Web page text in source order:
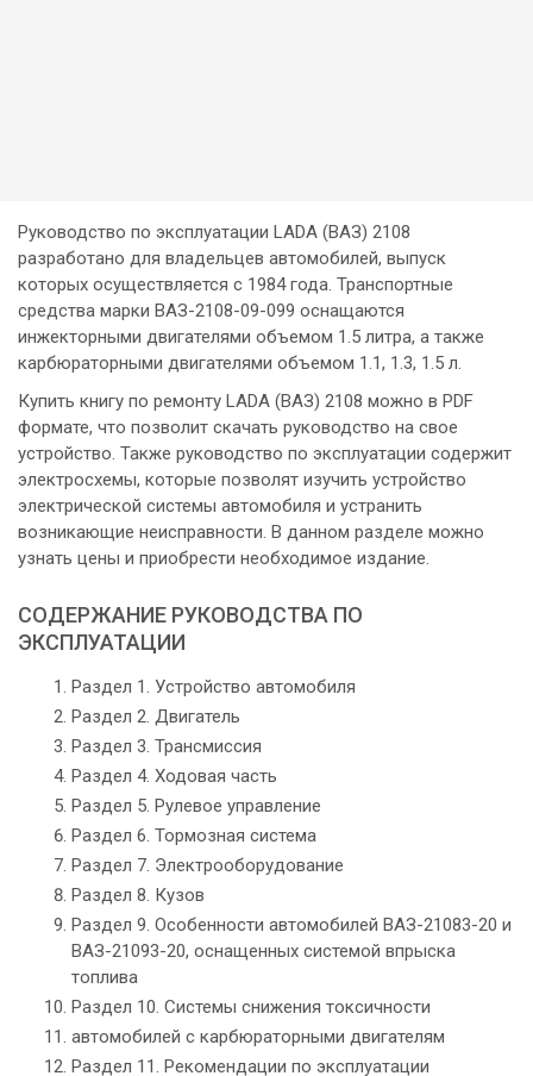
Руководство по эксплуатации LADA (ВАЗ) 2108
разработано для владельцев автомобилей, выпуск
которых осуществляется с 1984 года. Транспортные
средства марки ВАЗ-2108-09-099 оснащаются
инжекторными двигателями объемом 1.5 литра, а также
карбюраторными двигателями объемом 1.1, 1.3, 1.5 л.
Купить книгу по ремонту LADA (ВАЗ) 2108 можно в PDF
формате, что позволит скачать руководство на свое
устройство. Также руководство по эксплуатации содержит
электросхемы, которые позволят изучить устройство
электрической системы автомобиля и устранить
возникающие неисправности. В данном разделе можно
узнать цены и приобрести необходимое издание.
СОДЕРЖАНИЕ РУКОВОДСТВА ПО
ЭКСПЛУАТАЦИИ
Раздел 1. Устройство автомобиля
Раздел 2. Двигатель
Раздел 3. Трансмиссия
Раздел 4. Ходовая часть
Раздел 5. Рулевое управление
Раздел 6. Тормозная система
Раздел 7. Электрооборудование
Раздел 8. Кузов
Раздел 9. Особенности автомобилей ВАЗ-21083-20 и
ВАЗ-21093-20, оснащенных системой впрыска
топлива
Раздел 10. Системы снижения токсичности
автомобилей с карбюраторными двигателям
Раздел 11. Рекомендации по эксплуатации